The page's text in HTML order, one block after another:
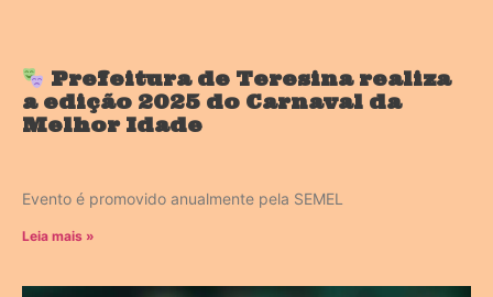
Prefeitura de Teresina realiza
a edição 2025 do Carnaval da
Melhor Idade
Evento é promovido anualmente pela SEMEL
Leia mais »